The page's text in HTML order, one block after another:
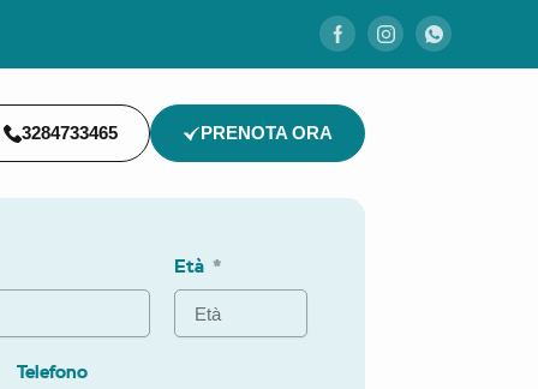
PRENOTA ORA
3284733465
Età
Telefono